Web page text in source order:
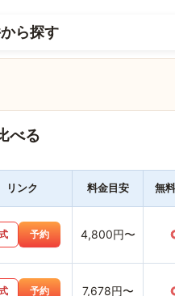
ら探す
べる
リンク 料金目安 無
予約 4,800円〜
予約 7,678円〜